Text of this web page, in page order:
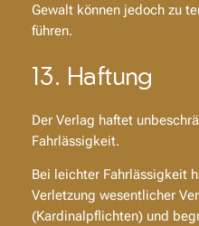
Gewalt können jedoch zu
führen.
13. Haftung
Der Verlag haftet
Fahrlässigkeit.
Bei leichter Fahrlässigkeit
Verletzung wesentlicher
(Kardinalpflichten) und